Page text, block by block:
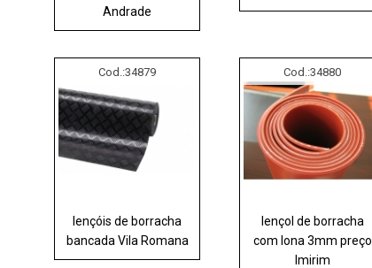
Andrade
Cod.:34879
lençóis de borracha
bancada Vila Romana
Cod.:34880
lençol de borracha
com lona 3mm preço
Imirim